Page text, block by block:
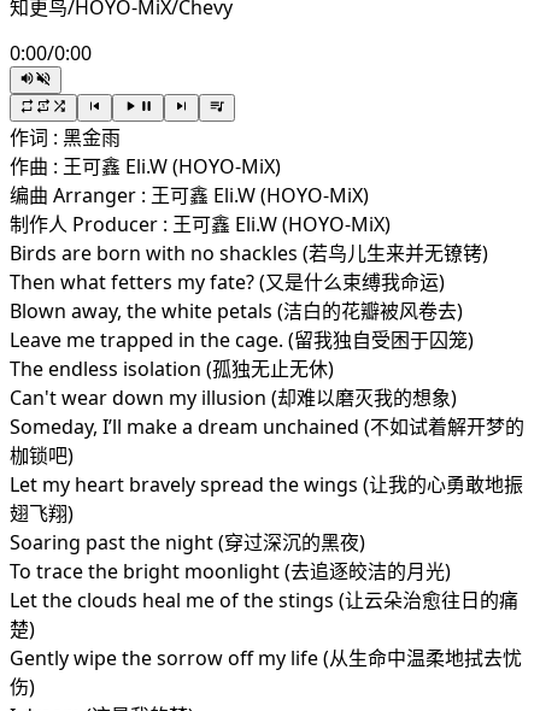
知更鸟/HOYO-MiX/Chevy
0:00/0:00
作词 : 黑金雨
作曲 : 王可鑫 Eli.W (HOYO-MiX)
编曲 Arranger : 王可鑫 Eli.W (HOYO-MiX)
制作人 Producer : 王可鑫 Eli.W (HOYO-MiX)
Birds are born with no shackles (若鸟儿生来并无镣铐)
Then what fetters my fate? (又是什么束缚我命运)
Blown away, the white petals (洁白的花瓣被风卷去)
Leave me trapped in the cage. (留我独自受困于囚笼)
The endless isolation (孤独无止无休)
Can't wear down my illusion (却难以磨灭我的想象)
Someday, I’ll make a dream unchained (不如试着解开梦的
枷锁吧)
Let my heart bravely spread the wings (让我的心勇敢地振
翅飞翔)
Soaring past the night (穿过深沉的黑夜)
To trace the bright moonlight (去追逐皎洁的月光)
Let the clouds heal me of the stings (让云朵治愈往日的痛
楚)
Gently wipe the sorrow off my life (从生命中温柔地拭去忧
伤)